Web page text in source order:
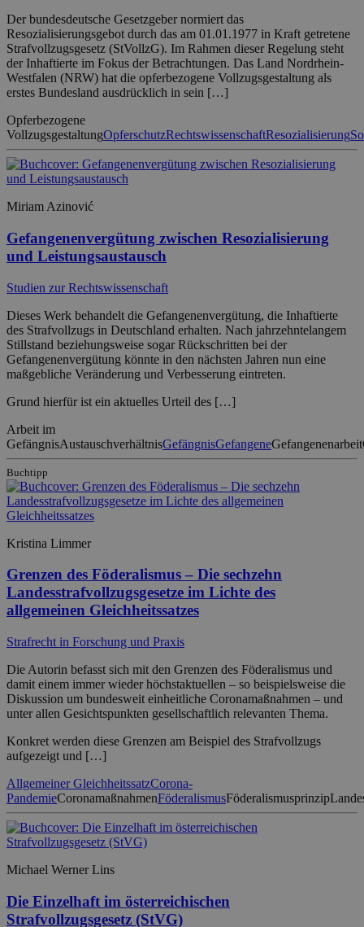
Der bundesdeutsche Gesetzgeber normiert das
Resozialisierungsgebot durch das am 01.01.1977 in Kraft getretene
Strafvollzugsgesetz (StVollzG). Im Rahmen dieser Regelung steht
der Inhaftierte im Fokus der Betrachtungen. Das Land Nordrhein-
Westfalen (NRW) hat die opferbezogene Vollzugsgestaltung als
erstes Bundesland ausdrücklich in sein […]
Opferbezogene
VollzugsgestaltungOpferschutzRechtswissenschaftResozialisierung
Miriam Azinović
Gefangenenvergütung zwischen Resozialisierung
und Leistungsaustausch
Studien zur Rechtswissenschaft
Dieses Werk behandelt die Gefangenenvergütung, die Inhaftierte
des Strafvollzugs in Deutschland erhalten. Nach jahrzehntelangem
Stillstand beziehungsweise sogar Rückschritten bei der
Gefangenenvergütung könnte in den nächsten Jahren nun eine
maßgebliche Veränderung und Verbesserung eintreten.
Grund hierfür ist ein aktuelles Urteil des […]
Arbeit im
GefängnisAustauschverhältnisGefängnisGefangeneGefangenenarbeit
Buchtipp
Kristina Limmer
Grenzen des Föderalismus – Die sechzehn
Landesstrafvollzugsgesetze im Lichte des
allgemeinen Gleichheitssatzes
Strafrecht in Forschung und Praxis
Die Autorin befasst sich mit den Grenzen des Föderalismus und
damit einem immer wieder höchstaktuellen – so beispielsweise die
Diskussion um bundesweit einheitliche Coronamaßnahmen – und
unter allen Gesichtspunkten gesellschaftlich relevanten Thema.
Konkret werden diese Grenzen am Beispiel des Strafvollzugs
aufgezeigt und […]
Allgemeiner GleichheitssatzCorona-
PandemieCoronamaßnahmenFöderalismusFöderalismusprinzip
Michael Werner Lins
Die Einzelhaft im österreichischen
Strafvollzugsgesetz (StVG)